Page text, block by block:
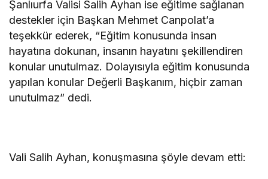
Şanlıurfa Valisi Salih Ayhan ise eğitime sağlanan
destekler için Başkan Mehmet Canpolat’a
teşekkür ederek, “Eğitim konusunda insan
hayatına dokunan, insanın hayatını şekillendiren
konular unutulmaz. Dolayısıyla eğitim konusunda
yapılan konular Değerli Başkanım, hiçbir zaman
unutulmaz” dedi.
Vali Salih Ayhan, konuşmasına şöyle devam etti: